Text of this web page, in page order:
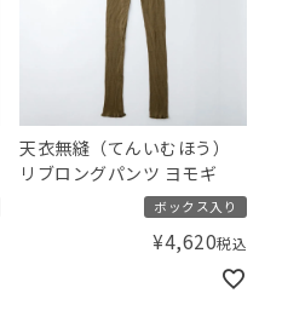
天衣無縫（てんいむほう）
リブロングパンツ ヨモギ
ボックス入り
¥4,620税込